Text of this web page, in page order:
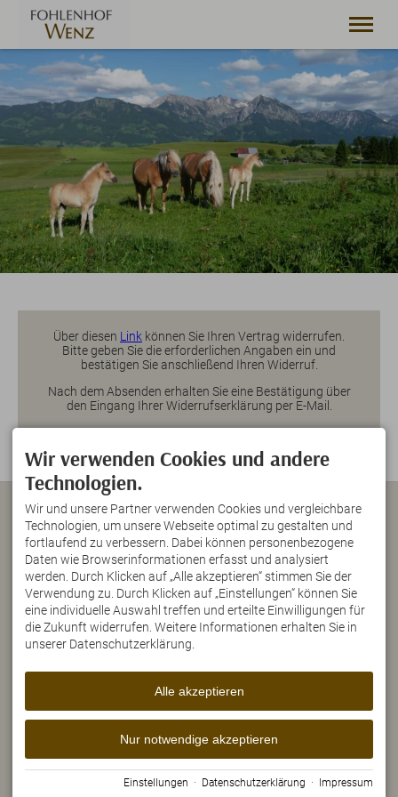
22. bis 29. August
2 Erwachsene
WILLKOMMEN
WOHNUNGEN
FOHLENHOF
BOLSTERLANG
KONTAKT
Über diesen Link können Sie Ihren Vertrag widerrufen.
Bitte geben Sie die erforderlichen Angaben ein und
bestätigen Sie anschließend Ihren Widerruf.
Nach dem Absenden erhalten Sie eine Bestätigung über
den Eingang Ihrer Widerrufserklärung per E-Mail.
KONTAKT
Fohlenhof Wenz
Narziß Wenz
Kapellenweg 13 a
87538 Bolsterlang
DEUTSCHLAND
Tel.+49 8326 385 816
Fax +49 8326 385 824
info@fohlenhof-wenz.de
IM ÜBERBLICK
freistehende Alleinlage
kostenloses WLAN
gemütliche
Ferienwohnungen
traumhafter Bergblick
URLAUB AUF DEM
BAUERNHOF
Ein Besuch im Stall lohnt sich
Bei uns gibt es Milchkühe,
Jungvieh, Kälber, Pferde,
DatenschutzBarrierefreiheit Vertrag widerrufen
Wir verwenden Cookies und andere
Technologien.
Wir und unsere Partner verwenden Cookies und vergleichbare
Technologien, um unsere Webseite optimal zu gestalten und
fortlaufend zu verbessern. Dabei können personenbezogene
Daten wie Browserinformationen erfasst und analysiert
werden. Durch Klicken auf „Alle akzeptieren“ stimmen Sie der
Verwendung zu. Durch Klicken auf „Einstellungen“ können Sie
eine individuelle Auswahl treffen und erteilte Einwilligungen für
die Zukunft widerrufen. Weitere Informationen erhalten Sie in
unserer Datenschutzerklärung.
Alle akzeptieren
Nur notwendige akzeptieren
Einstellungen · Datenschutzerklärung · Impressum